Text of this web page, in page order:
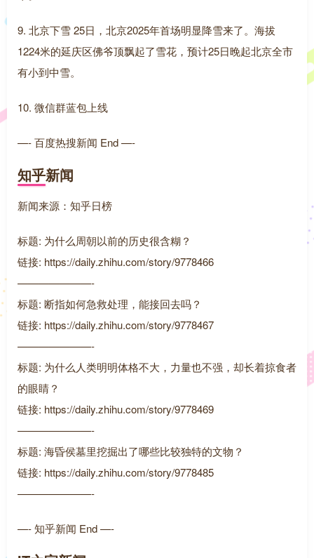
9. 北京下雪 25日，北京2025年首场明显降雪来了。海拔
1224米的延庆区佛爷顶飘起了雪花，预计25日晚起北京全市
有小到中雪。
10. 微信群蓝包上线
—- 百度热搜新闻 End —-
知乎新闻
新闻来源：知乎日榜
标题: 为什么周朝以前的历史很含糊？
链接: https://daily.zhihu.com/story/9778466
———————-
标题: 断指如何急救处理，能接回去吗？
链接: https://daily.zhihu.com/story/9778467
———————-
标题: 为什么人类明明体格不大，力量也不强，却长着掠食者
的眼睛？
链接: https://daily.zhihu.com/story/9778469
———————-
标题: 海昏侯墓里挖掘出了哪些比较独特的文物？
链接: https://daily.zhihu.com/story/9778485
———————-
—- 知乎新闻 End —-